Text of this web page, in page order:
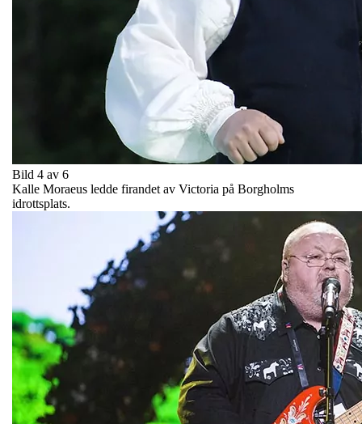
Bild 4 av 6
Kalle Moraeus ledde firandet av Victoria på Borgholms
idrottsplats.